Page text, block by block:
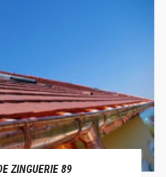
ZINGUERIE 89